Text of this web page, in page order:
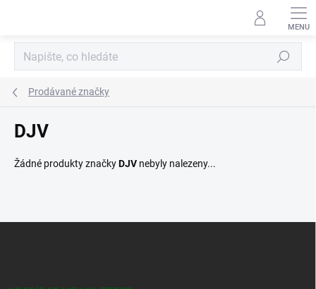
Hledat
Prodávané značky
DJV
Žádné produkty značkyDJV nebyly nalezeny...